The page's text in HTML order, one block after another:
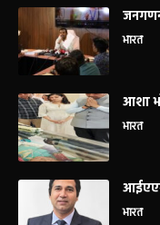
भारत
आशा
भारत
भारत